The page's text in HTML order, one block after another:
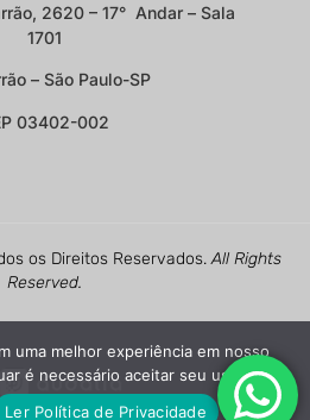
2620 – 17° Andar – Sala
1701
– São Paulo-SP
03402-002
os Direitos Reservados.All Rights
Reserved.
uma melhor experiência em nosso
é necessário aceitar seu uso.
Ler Política de Privacidade